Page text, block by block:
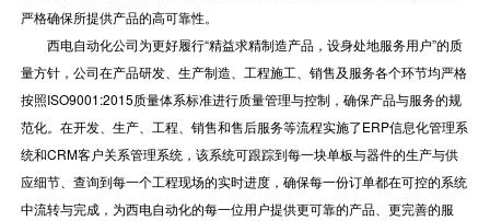
严格确保所提供产品的高可靠性。
西电自动化公司为更好履行“精益求精制造产品，设身处地服务用户”的质
量方针，公司在产品研发、生产制造、工程施工、销售及服务各个环节均严格
按照ISO9001:2015质量体系标准进行质量管理与控制，确保产品与服务的规
范化。在开发、生产、工程、销售和售后服务等流程实施了ERP信息化管理系
统和CRM客户关系管理系统，该系统可跟踪到每一块单板与器件的生产与供
应细节、查询到每一个工程现场的实时进度，确保每一份订单都在可控的系统
中流转与完成，为西电自动化的每一位用户提供更可靠的产品、更完善的服